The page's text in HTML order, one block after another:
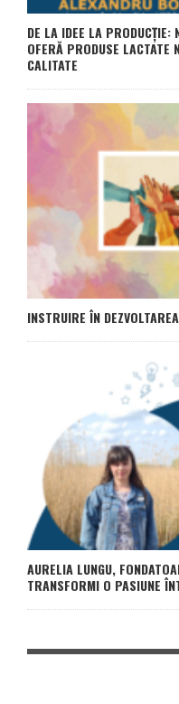
DE LA IDEE LA PRODUCȚIE:
OFERĂ PRODUSE
CALITATE
INSTRUIRE ÎN
AURELIA LUNGU,
TRANSFORMI O PASIUNE